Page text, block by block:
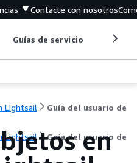
Contacte con nosotros
Guías de servicio
Lightsail Guía del usuario de
Lightsail Guía del usuario de
en